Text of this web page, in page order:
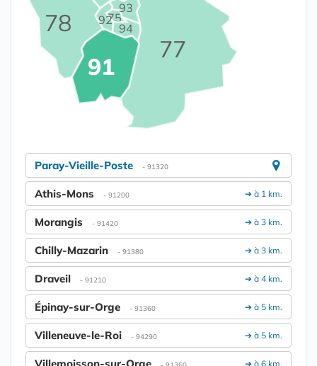
75
77
78
91
92
93
94
Paray-Vieille-Poste - 91320
➔ à 1 km.
Athis-Mons - 91200
➔ à 3 km.
Morangis - 91420
➔ à 3 km.
Chilly-Mazarin - 91380
➔ à 4 km.
Draveil - 91210
➔ à 5 km.
Épinay-sur-Orge - 91360
➔ à 5 km.
Villeneuve-le-Roi - 94290
➔ à 6 km.